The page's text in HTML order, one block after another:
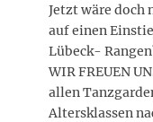
Jetzt wäre doch
auf einen
Lübeck-
WIR FREUEN
allen
Altersklassen